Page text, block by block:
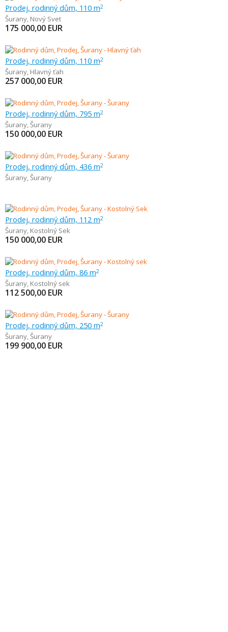
Prodej, rodinný dům, 110 m2
Šurany, Nový Svet
175 000,00 EUR
Prodej, rodinný dům, 110 m2
Šurany, Hlavný ťah
257 000,00 EUR
Prodej, rodinný dům, 795 m2
Šurany,Šurany
150 000,00 EUR
Prodej, rodinný dům, 436 m2
Šurany,Šurany
Prodej, rodinný dům, 112 m2
Šurany, Kostolný Sek
150 000,00 EUR
Prodej, rodinný dům, 86 m2
Šurany, Kostolný sek
112 500,00 EUR
Prodej, rodinný dům, 250 m2
Šurany,Šurany
199 900,00 EUR